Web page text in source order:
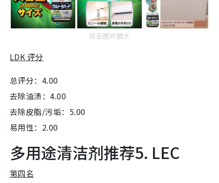
点击图片放大
LDK 评分
总评分：4.00
去除油渍：4.00
去除皮脂/污垢：5.00
易用性：2.00
多用途清洁剂推荐5. LEC
第四名